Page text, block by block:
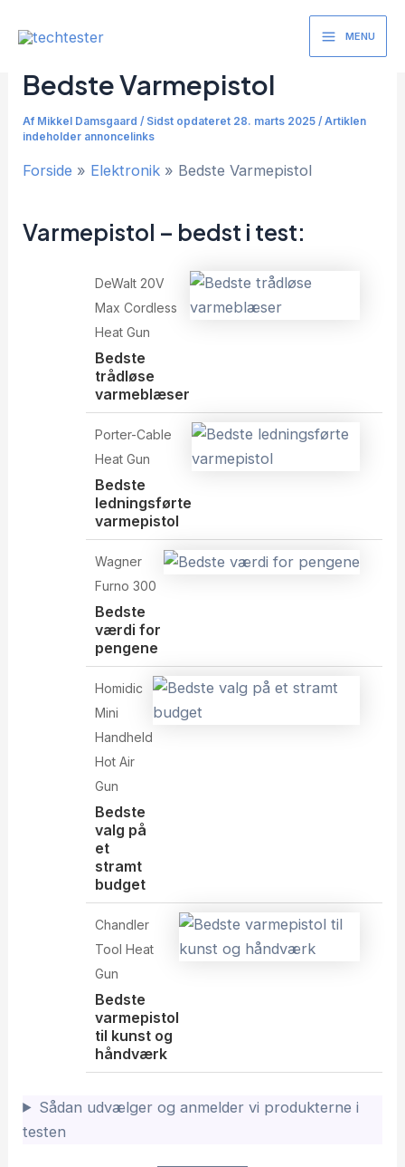
Main
MENU
Bedste Varmepistol
Af Mikkel Damsgaard/ Sidst opdateret 28. marts 2025 / Artiklen
indeholder annoncelinks
Forside Elektronik Bedste Varmepistol
Varmepistol – bedst i test:
DeWalt 20V
Max Cordless
Heat Gun
Bedste
trådløse
varmeblæser
Porter-Cable
Heat Gun
Bedste
ledningsførte
varmepistol
Wagner
Furno 300
Bedste
værdi for
pengene
Homidic
Mini
Handheld
Hot Air
Gun
Bedste
valg på
et
stramt
budget
Chandler
Tool Heat
Gun
Bedste
varmepistol
til kunst og
håndværk
Sådan udvælger og anmelder vi produkterne i
testen